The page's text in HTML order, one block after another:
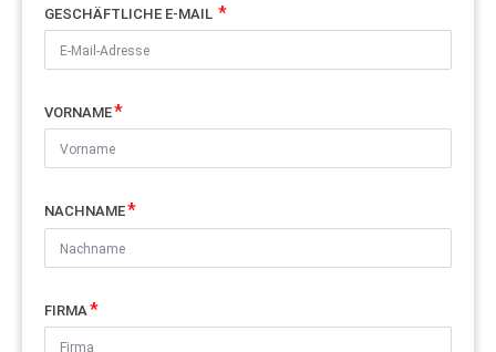
GESCHÄFTLICHE E-MAIL
VORNAME
NACHNAME
FIRMA